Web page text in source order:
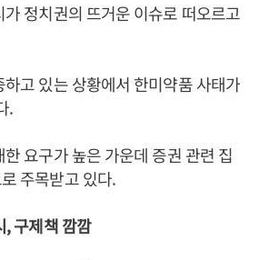
정치권의 뜨거운 이슈로 떠오르고
고 있는 상황에서 한미약품 사태가
.
요구가 높은 가운데 증권 관련 집
주목받고 있다.
구제책 깜깜